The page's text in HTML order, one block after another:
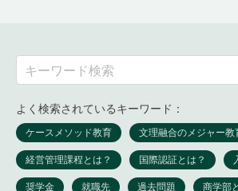
よく検索されているキーワード：